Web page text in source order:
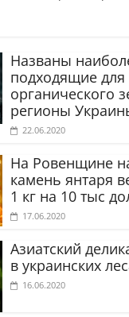
Названы
подходящие для
органического
регионы
22.06.2020
На Ровенщине
камень янтаря
1 кг на 10 тыс
17.06.2020
Азиатский
в украинских
16.06.2020